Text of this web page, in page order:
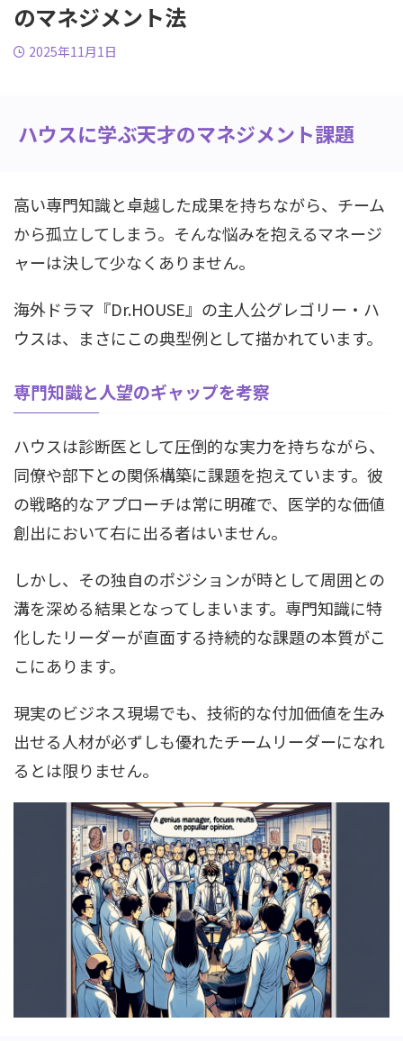
のマネジメント法
2025年11月1日
ハウスに学ぶ天才のマネジメント課題
高い専門知識と卓越した成果を持ちながら、チーム
から孤立してしまう。そんな悩みを抱えるマネージ
ャーは決して少なくありません。
海外ドラマ『Dr.HOUSE』の主人公グレゴリー・ハ
ウスは、まさにこの典型例として描かれています。
専門知識と人望のギャップを考察
ハウスは診断医として圧倒的な実力を持ちながら、
同僚や部下との関係構築に課題を抱えています。彼
の戦略的なアプローチは常に明確で、医学的な価値
創出において右に出る者はいません。
しかし、その独自のポジションが時として周囲との
溝を深める結果となってしまいます。専門知識に特
化したリーダーが直面する持続的な課題の本質がこ
こにあります。
現実のビジネス現場でも、技術的な付加価値を生み
出せる人材が必ずしも優れたチームリーダーになれ
るとは限りません。